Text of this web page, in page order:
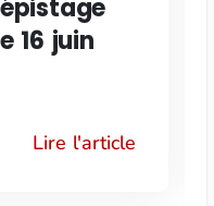
16 juin
Lire l'article